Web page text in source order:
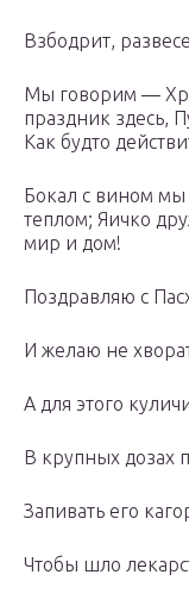
Взбодрит,
Мы говорим —
праздник здесь,
Как будто
Бокал с вином мы
теплом; Яичко
мир и дом!
Поздравляю с
И желаю не
А для этого
В крупных дозах
Запивать его
Чтобы шло